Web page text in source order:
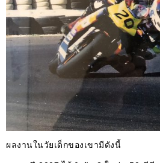
ผลงานในวัยเด็กของเขามีดังนี้